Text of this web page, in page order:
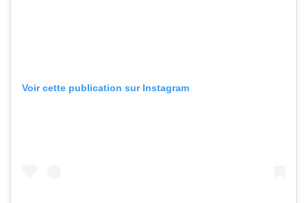
Voir cette publication sur Instagram